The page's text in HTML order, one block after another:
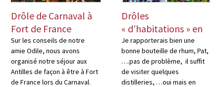
Drôle de Carnaval à
Fort de France
Sur les conseils de notre
amie Odile, nous avons
organisé notre séjour aux
Antilles de façon à être à Fort
de France lors du Carnaval.
Drôles
« d’habitations » en
Martinique
Je rapporterais bien une
bonne bouteille de rhum, Pat,
….pas de problème, il suffit
de visiter quelques
distilleries, …oui mais en